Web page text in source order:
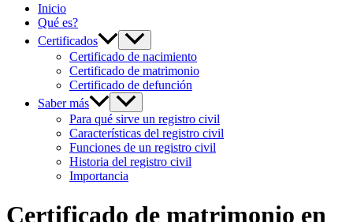
Inicio
Qué es?
Certificados
Certificado de nacimiento
Certificado de matrimonio
Certificado de defunción
Saber más
Para qué sirve un registro civil
Características del registro civil
Funciones de un registro civil
Historia del registro civil
Importancia
Certificado de matrimonio en